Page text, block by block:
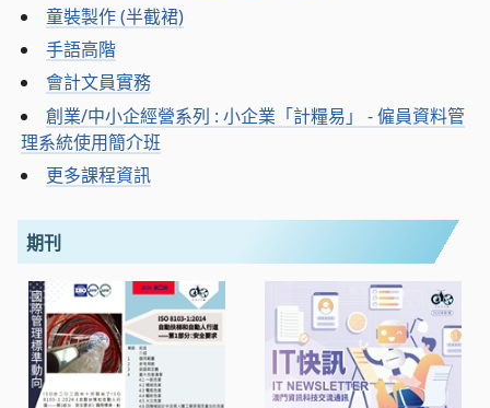
童裝製作 (半截裙)
手語高階
會計文員實務
創業/中小企經營系列 : 小企業「計糧易」 - 僱員資料管
理系統使用簡介班
更多課程資訊
期刊